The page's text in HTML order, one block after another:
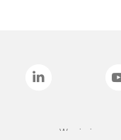
Wymienione